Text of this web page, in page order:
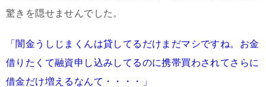
驚きを隠せませんでした。
「闇金うしじまくんは貸してるだけまだマシですね。お金
借りたくて融資申し込みしてるのに携帯買わされてさらに
借金だけ増えるなんて・・・・」